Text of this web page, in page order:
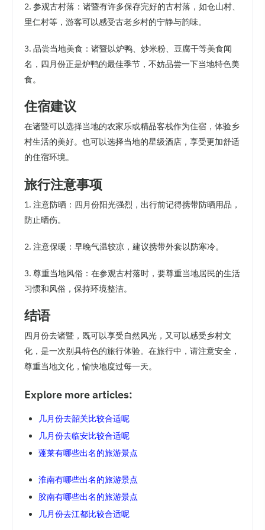
2. 参观古村落：诸暨有许多保存完好的古村落，如仓山村、
里仁村等，游客可以感受古老乡村的宁静与韵味。
3. 品尝当地美食：诸暨以炉鸭、炒米粉、豆腐干等美食闻
名，四月份正是炉鸭的最佳季节，不妨品尝一下当地特色美
食。
住宿建议
在诸暨可以选择当地的农家乐或精品客栈作为住宿，体验乡
村生活的美好。也可以选择当地的星级酒店，享受更加舒适
的住宿环境。
旅行注意事项
1. 注意防晒：四月份阳光强烈，出行前记得携带防晒用品，
防止晒伤。
2. 注意保暖：早晚气温较凉，建议携带外套以防寒冷。
3. 尊重当地风俗：在参观古村落时，要尊重当地居民的生活
习惯和风俗，保持环境整洁。
结语
四月份去诸暨，既可以享受自然风光，又可以感受乡村文
化，是一次别具特色的旅行体验。在旅行中，请注意安全，
尊重当地文化，愉快地度过每一天。
Explore more articles:
几月份去韶关比较合适呢
几月份去临安比较合适呢
蓬莱有哪些出名的旅游景点
淮南有哪些出名的旅游景点
胶南有哪些出名的旅游景点
几月份去江都比较合适呢